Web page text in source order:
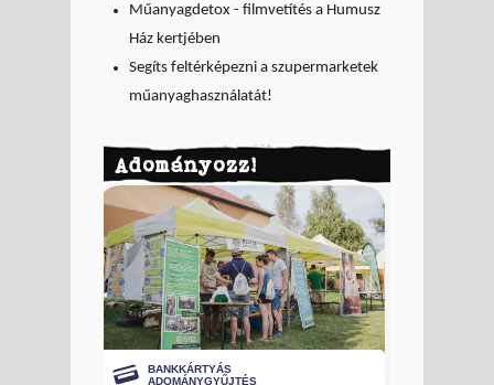
Műanyagdetox - filmvetítés a Humusz
Ház kertjében
Segíts feltérképezni a szupermarketek
műanyaghasználatát!
Adományozz!